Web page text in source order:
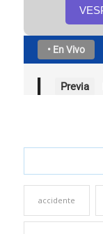
accidente